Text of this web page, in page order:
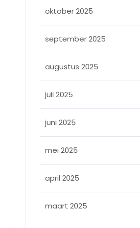
oktober 2025
september 2025
augustus 2025
juli 2025
juni 2025
mei 2025
april 2025
maart 2025